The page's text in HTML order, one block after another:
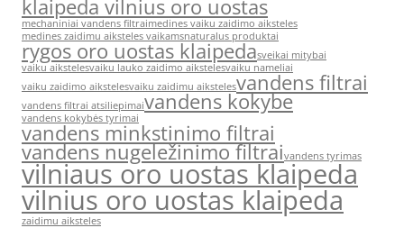
klaipeda vilnius oro uostas
mechaniniai vandens filtraimedines vaiku zaidimo aiksteles
medines zaidimu aiksteles vaikamsnaturalus produktai
rygos oro uostas klaipedasveikai mitybai
vaiku aikstelesvaiku lauko zaidimo aikstelesvaiku nameliai
vaiku zaidimo aikstelesvaiku zaidimu aikstelesvandens filtrai
vandens filtrai atsiliepimaivandens kokybe
vandens kokybės tyrimai
vandens minkstinimo filtrai
vandens nugeležinimo filtraivandens tyrimas
vilniaus oro uostas klaipeda
vilnius oro uostas klaipeda
zaidimu aiksteles